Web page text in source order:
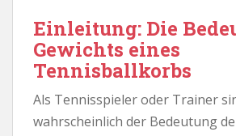
Einleitung: Die
Gewichts eines
Tennisballkorbs
Als Tennisspieler oder Trainer
wahrscheinlich der Bedeutung